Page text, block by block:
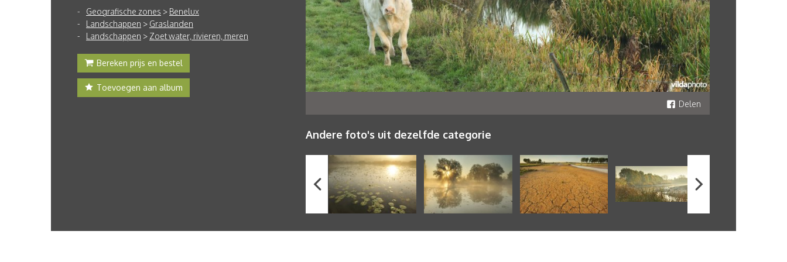
Geografische zones > Benelux
Landschappen > Graslanden
Landschappen > Zoet water, rivieren, meren
Bereken prijs en bestel
Toevoegen aan album
Delen
Andere foto's uit dezelfde categorie